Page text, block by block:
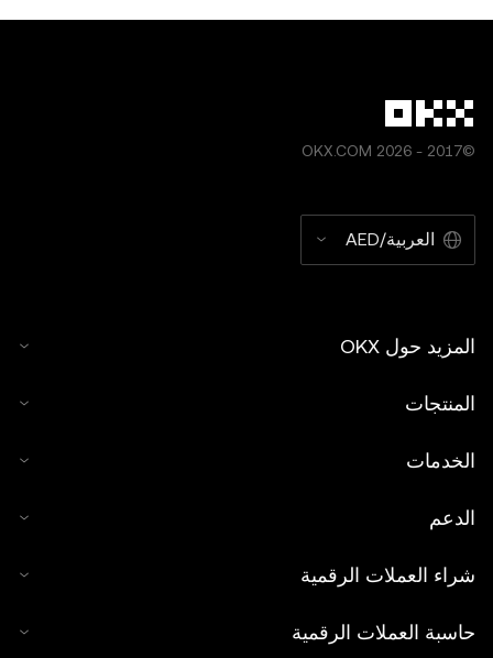
©2017 - 2026 OKX.COM
العربية/AED
المزيد حول OKX
المنتجات
الخدمات
الدعم
شراء العملات الرقمية
حاسبة العملات الرقمية